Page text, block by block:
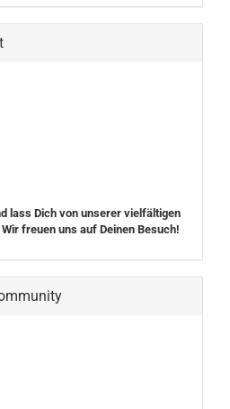
lass Dich von unserer vielfältigen
freuen uns auf Deinen Besuch!